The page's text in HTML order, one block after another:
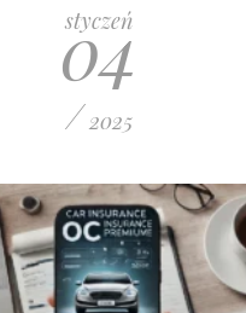
styczeń
04
/ 2025